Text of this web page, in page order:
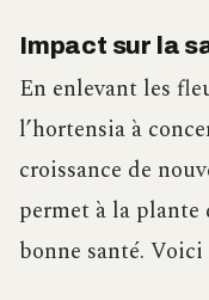
Impact sur la
En enlevant les
l’hortensia à
croissance de
permet à la
bonne santé.